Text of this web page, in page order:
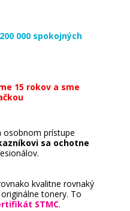
200 000 spokojných
15 rokov a sme
osobnom prístupe
sa ochotne
kvalitne rovnaký
tonery. To
STMC.